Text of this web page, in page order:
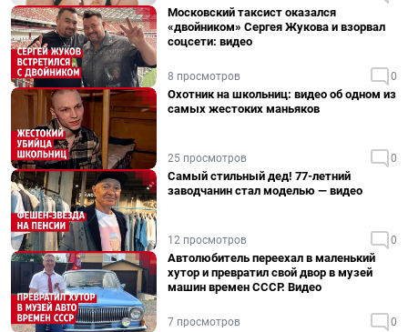
Московский таксист оказался
«двойником» Сергея Жукова и взорвал
соцсети: видео
8 просмотров 0
Охотник на школьниц: видео об одном из
самых жестоких маньяков
25 просмотров 0
Самый стильный дед! 77-летний
заводчанин стал моделью — видео
12 просмотров 0
Автолюбитель переехал в маленький
хутор и превратил свой двор в музей
машин времен СССР. Видео
7 просмотров 0